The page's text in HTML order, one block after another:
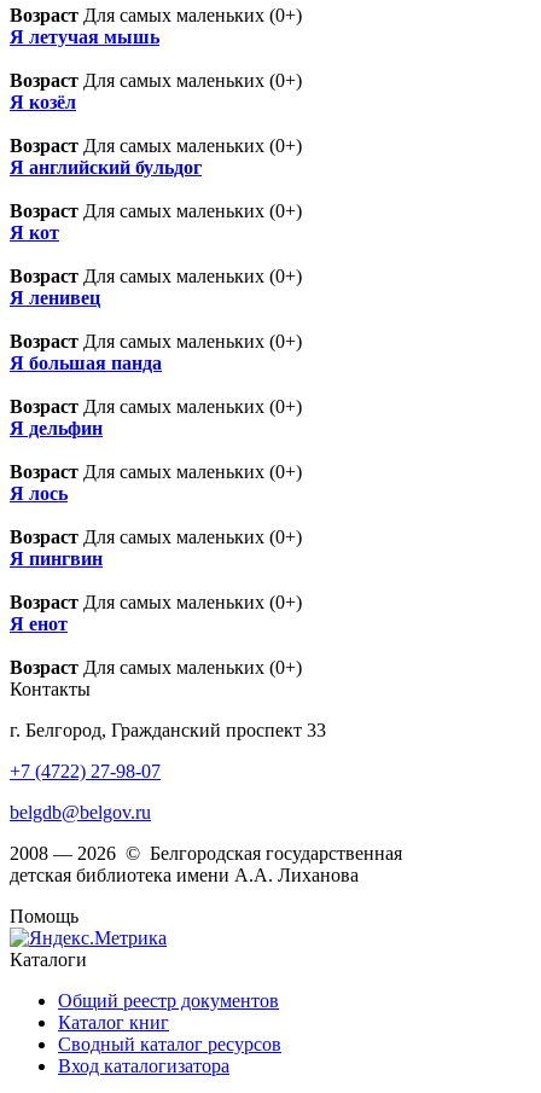
Возраст Для самых маленьких (0+)
Я летучая мышь
Возраст Для самых маленьких (0+)
Я козёл
Возраст Для самых маленьких (0+)
Я английский бульдог
Возраст Для самых маленьких (0+)
Я кот
Возраст Для самых маленьких (0+)
Я ленивец
Возраст Для самых маленьких (0+)
Я большая панда
Возраст Для самых маленьких (0+)
Я дельфин
Возраст Для самых маленьких (0+)
Я лось
Возраст Для самых маленьких (0+)
Я пингвин
Возраст Для самых маленьких (0+)
Я енот
Возраст Для самых маленьких (0+)
Контакты
г. Белгород, Гражданский проспект 33
+7 (4722) 27-98-07
belgdb@belgov.ru
2008 — 2026 © Белгородская государственная
детская библиотека имени А.А. Лиханова
Помощь
Каталоги
Общий реестр документов
Каталог книг
Сводный каталог ресурсов
Вход каталогизатора